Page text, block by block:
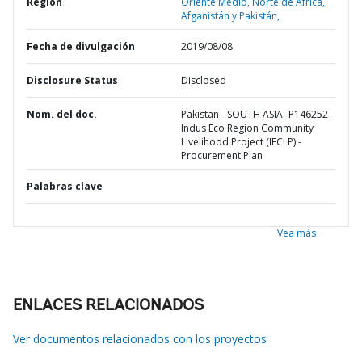
Afganistán y Pakistán,
Fecha de divulgación 2019/08/08
Disclosure Status Disclosed
Nom. del doc.
Pakistan - SOUTH ASIA- P146252-
Indus Eco Region Community
Livelihood Project (IECLP) -
Procurement Plan
Palabras clave
Vea más
ENLACES RELACIONADOS
Ver documentos relacionados con los proyectos